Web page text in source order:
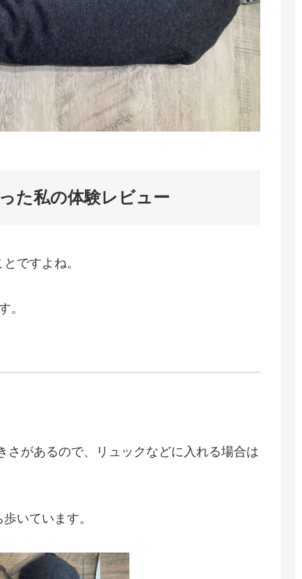
た私の体験レビュー
ですよね。
。
があるので、リュックなどに入れる場合は
いています。